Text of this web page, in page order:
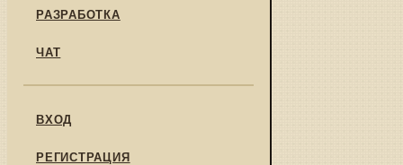
РАЗРАБОТКА
ЧАТ
ВХОД
РЕГИСТРАЦИЯ